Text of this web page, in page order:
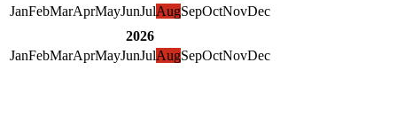
JanFebMarAprMayJunJulAugSepOctNovDec
2026
JanFebMarAprMayJunJulAugSepOctNovDec